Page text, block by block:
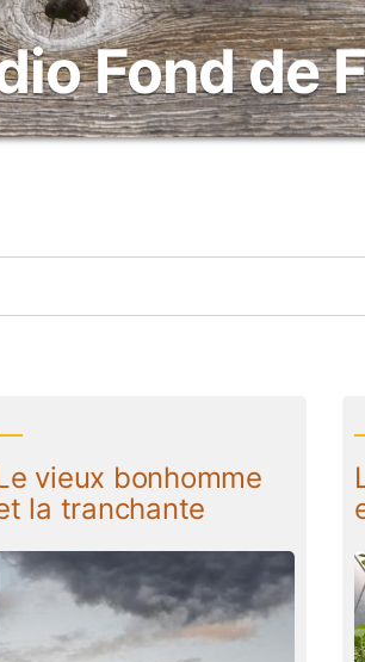
Fond de
vieux bonhomme
la tranchante